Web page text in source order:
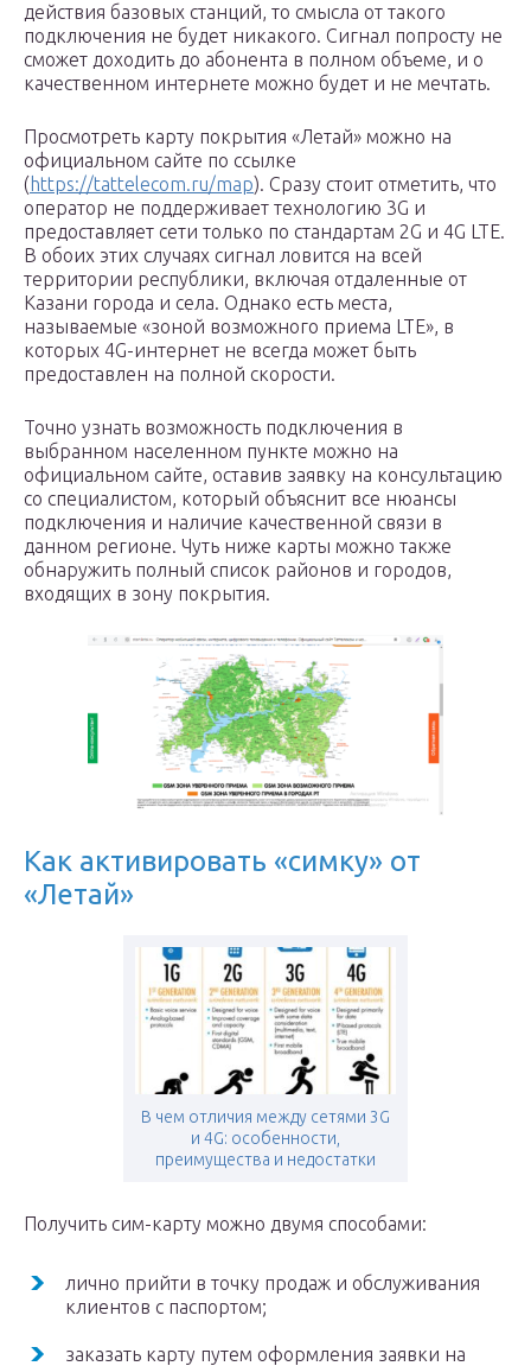
действия базовых станций, то смысла от такого
подключения не будет никакого. Сигнал попросту не
сможет доходить до абонента в полном объеме, и о
качественном интернете можно будет и не мечтать.
Просмотреть карту покрытия «Летай» можно на
официальном сайте по ссылке
(https://tattelecom.ru/map). Сразу стоит отметить, что
оператор не поддерживает технологию 3G и
предоставляет сети только по стандартам 2G и 4G LTE.
В обоих этих случаях сигнал ловится на всей
территории республики, включая отдаленные от
Казани города и села. Однако есть места,
называемые «зоной возможного приема LTE», в
которых 4G-интернет не всегда может быть
предоставлен на полной скорости.
Точно узнать возможность подключения в
выбранном населенном пункте можно на
официальном сайте, оставив заявку на консультацию
со специалистом, который объяснит все нюансы
подключения и наличие качественной связи в
данном регионе. Чуть ниже карты можно также
обнаружить полный список районов и городов,
входящих в зону покрытия.
Как активировать «симку» от
«Летай»
В чем отличия между сетями 3G
и 4G: особенности,
преимущества и недостатки
Получить сим-карту можно двумя способами:
лично прийти в точку продаж и обслуживания
клиентов с паспортом;
заказать карту путем оформления заявки на